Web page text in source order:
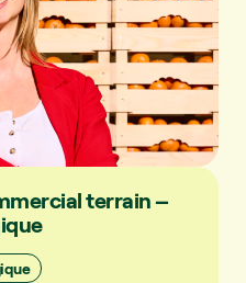
terrain –